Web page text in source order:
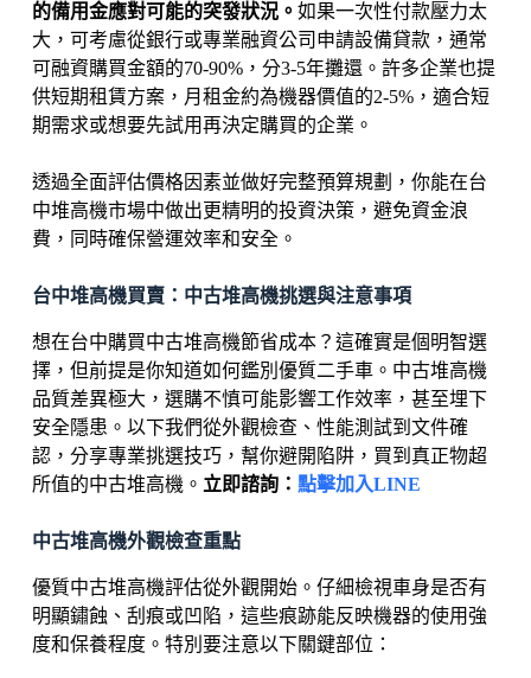
的備用金應對可能的突發狀況。 如果一次性付款壓力太
大，可考慮從銀行或專業融資公司申請設備貸款，通常
可融資購買金額的70-90%，分3-5年攤還。許多企業也提
供短期租賃方案，月租金約為機器價值的2-5%，適合短
期需求或想要先試用再決定購買的企業。
透過全面評估價格因素並做好完整預算規劃，你能在台
中堆高機市場中做出更精明的投資決策，避免資金浪
費，同時確保營運效率和安全。
台中堆高機買賣：中古堆高機挑選與注意事項
想在台中購買中古堆高機節省成本？這確實是個明智選
擇，但前提是你知道如何鑑別優質二手車。中古堆高機
品質差異極大，選購不慎可能影響工作效率，甚至埋下
安全隱患。以下我們從外觀檢查、性能測試到文件確
認，分享專業挑選技巧，幫你避開陷阱，買到真正物超
所值的中古堆高機。 立即諮詢： 點擊加入LINE
中古堆高機外觀檢查重點
優質中古堆高機評估從外觀開始。仔細檢視車身是否有
明顯鏽蝕、刮痕或凹陷，這些痕跡能反映機器的使用強
度和保養程度。特別要注意以下關鍵部位：